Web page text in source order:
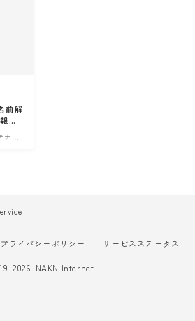
前解
ン
プライバシーポリシー サービスステータス
NAKN Internet